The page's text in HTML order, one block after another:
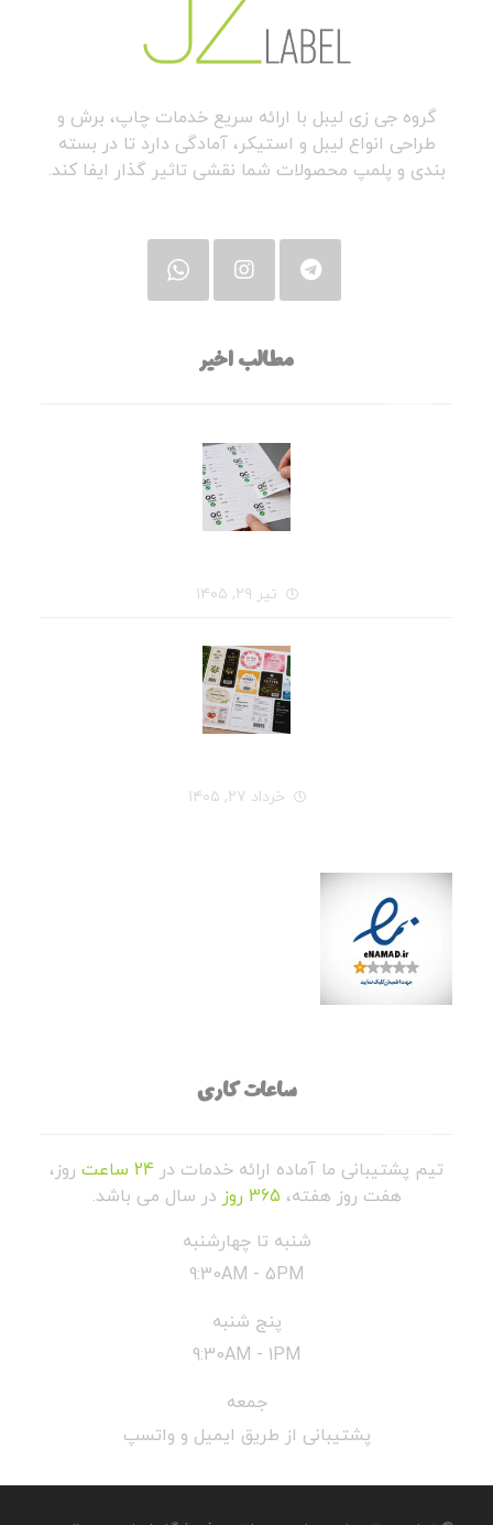
گروه جی زی لیبل با ارائه سریع خدمات چاپ، برش و
طراحی انواع لیبل و استیکر، آمادگی دارد تا در بسته
بندی و پلمپ محصولات شما نقشی تاثیر گذار ایفا کند.
مطالب اخیر
تیر ۲۹, ۱۴۰۵
خرداد ۲۷, ۱۴۰۵
ساعات کاری
تیم پشتیبانی ما آماده ارائه خدمات در 24 ساعت
روز،
هفت روز هفته، 365 روز
در سال می باشد.
شنبه تا چهارشنبه
9:30AM - 5PM
پنج شنبه
9:30AM - 1PM
جمعه
پشتیبانی از طریق ایمیل و واتسپ